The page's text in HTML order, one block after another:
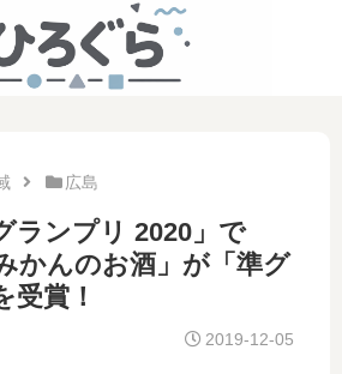
広島
ランプリ 2020」で
かんのお酒」が「準グ
受賞！
2019-12-05